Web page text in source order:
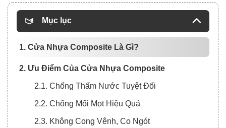
Mục lục
1. Cửa Nhựa Composite Là Gì?
2. Ưu Điểm Của Cửa Nhựa Composite
2.1. Chống Thấm Nước Tuyệt Đối
2.2. Chống Mối Mọt Hiệu Quả
2.3. Không Cong Vênh, Co Ngót